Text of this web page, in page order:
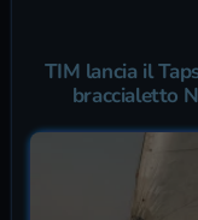
TIM lancia il
braccialetto